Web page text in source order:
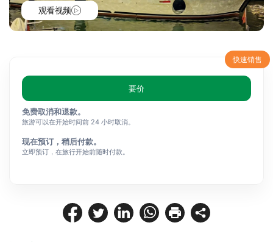
观看视频
快速销售
要价
免费取消和退款。
旅游可以在开始时间前 24 小时取消。
现在预订，稍后付款。
立即预订，在旅行开始前随时付款。